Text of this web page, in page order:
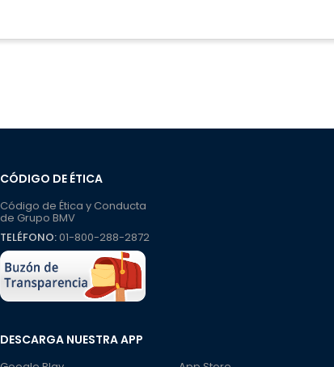
CÓDIGO DE ÉTICA
Código de Ética y Conducta
de Grupo BMV
TELÉFONO:01-800-288-2872
DESCARGA NUESTRA APP